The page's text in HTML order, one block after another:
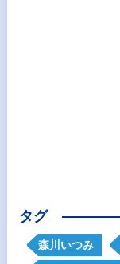
タグ
森川いつみ